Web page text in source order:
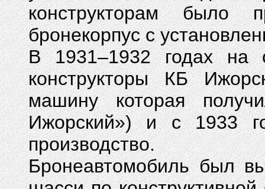
конструкторам было
бронекорпус с
В 1931–1932 годах на
конструкторы КБ
машину которая
Ижорский») и с 1933
производство.
Бронеавтомобиль был